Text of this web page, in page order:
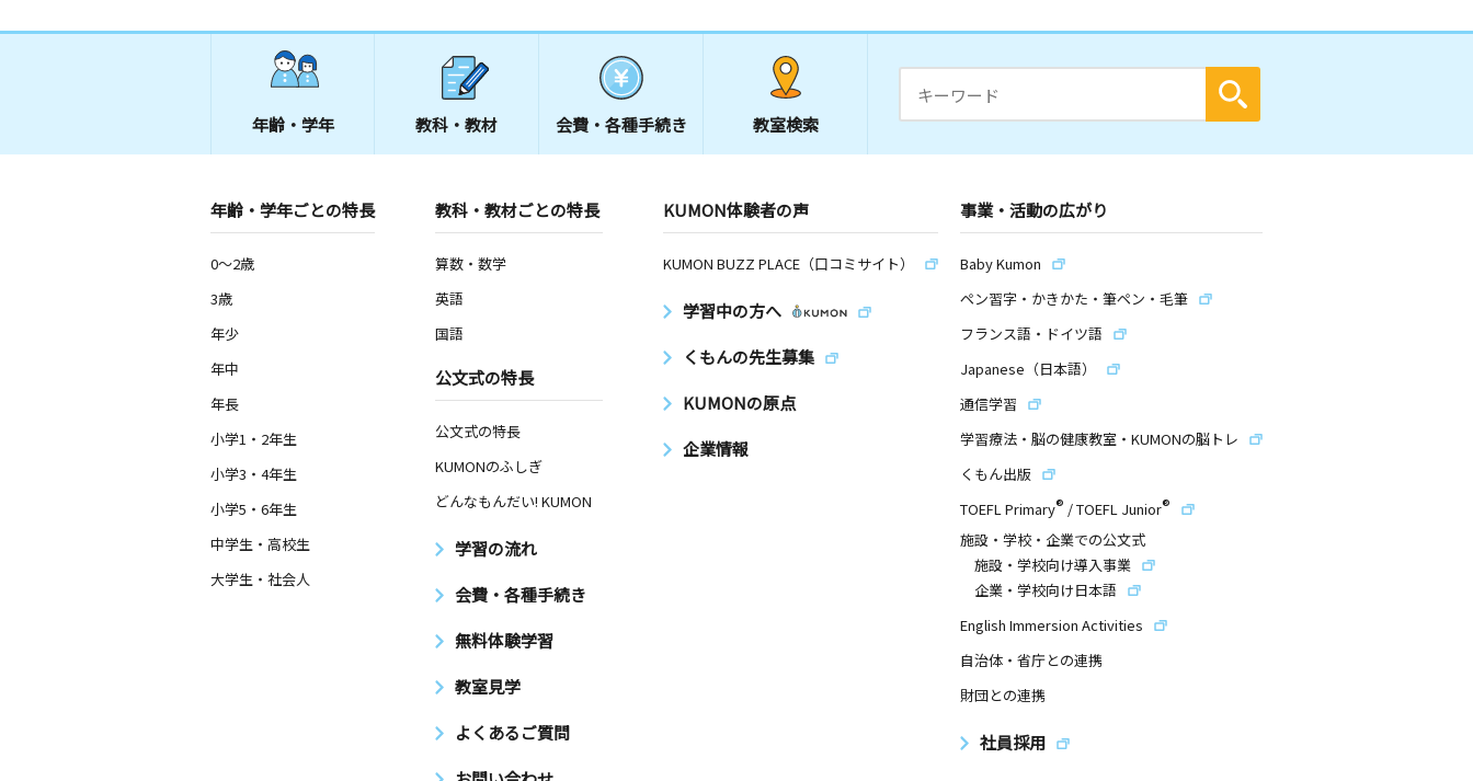
年齢・学年 教科・教材 会費・ 各種手続き 教室検索
年齢・学年ごとの特長
0～2歳
3歳
年少
年中
年長
小学1・2年生
小学3・4年生
小学5・6年生
中学生・高校生
大学生・社会人
教科・教材ごとの特長
算数・数学
英語
国語
公文式の特長
公文式の特長
KUMONのふしぎ
どんなもんだい! KUMON
学習の流れ
会費・各種手続き
無料体験学習
教室見学
よくあるご質問
KUMON体験者の声
KUMON BUZZ PLACE（口コミサイト）
学習中の方へ
くもんの先生募集
KUMONの原点
企業情報
事業・活動の広がり
Baby Kumon
ペン習字・かきかた・筆ペン・毛筆
フランス語・ドイツ語
Japanese（日本語）
通信学習
学習療法・脳の健康教室・KUMONの脳トレ
くもん出版
TOEFL Primary® /TOEFL Junior®
施設・学校・企業での公文式
施設・学校向け導入事業
企業・学校向け日本語
English Immersion Activities
自治体・省庁との連携
財団との連携
社員採用